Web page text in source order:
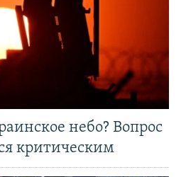
небо? Вопрос
критическим